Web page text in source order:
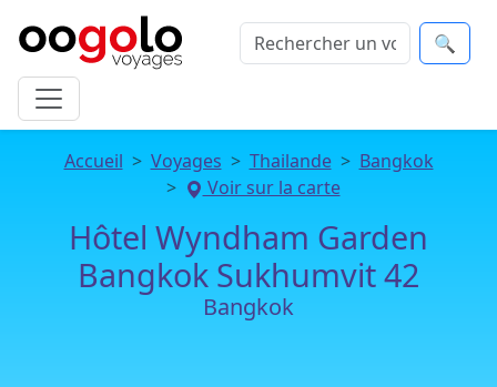
🔍
Accueil Voyages Thailande
Bangkok
Voir sur la carte
Hôtel Wyndham Garden
Bangkok Sukhumvit 42
Bangkok